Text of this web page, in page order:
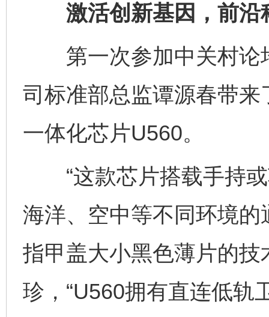
激活创新基因，前沿
第一次参加中关村论
司标准部总监谭源春带
一体化芯片U560。
“这款芯片搭载手持或
海洋、空中等不同环境的
指甲盖大小黑色薄片的
珍，“U560拥有直连低轨